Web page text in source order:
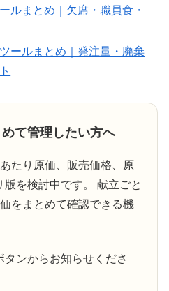
ルまとめ｜欠席・職員食・
ールまとめ｜発注量・廃棄
て管理したい方へ
たり原価、販売価格、原
を検討中です。 献立ごと
をまとめて確認できる機
ンからお知らせくださ